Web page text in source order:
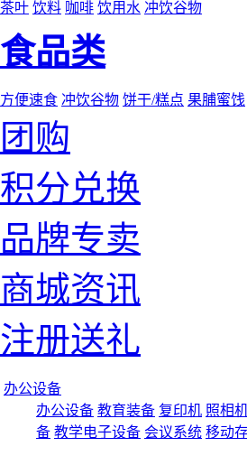
茶叶 饮料 咖啡 饮用水 冲饮谷物
食品类
方便速食 冲饮谷物 饼干/糕点 果脯蜜饯
团购
积分兑换
品牌专卖
商城资讯
注册送礼
办公设备
办公设备 教育装备 复印机 照相
备 教学电子设备 会议系统 移动